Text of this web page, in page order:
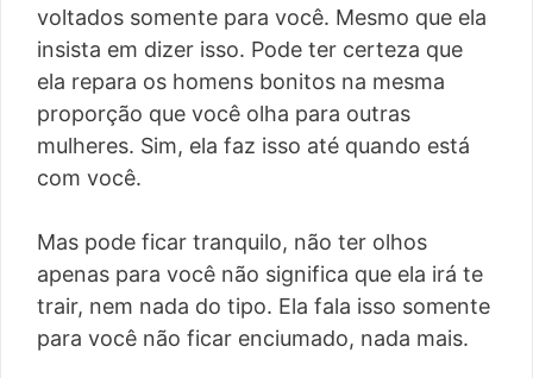
voltados somente para você. Mesmo que ela
insista em dizer isso. Pode ter certeza que
ela repara os homens bonitos na mesma
proporção que você olha para outras
mulheres. Sim, ela faz isso até quando está
com você.
Mas pode ficar tranquilo, não ter olhos
apenas para você não significa que ela irá te
trair, nem nada do tipo. Ela fala isso somente
para você não ficar enciumado, nada mais.